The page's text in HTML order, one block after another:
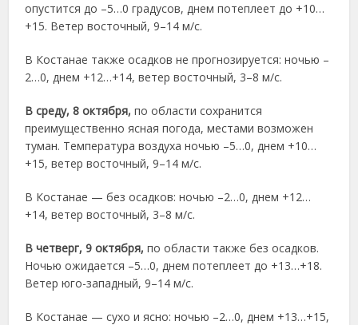
опустится до –5…0 градусов, днем потеплеет до +10…
+15. Ветер восточный, 9–14 м/с.
В Костанае также осадков не прогнозируется: ночью –
2…0, днем +12…+14, ветер восточный, 3–8 м/с.
В среду, 8 октября, по области сохранится
преимущественно ясная погода, местами возможен
туман. Температура воздуха ночью –5…0, днем +10…
+15, ветер восточный, 9–14 м/с.
В Костанае — без осадков: ночью –2…0, днем +12…
+14, ветер восточный, 3–8 м/с.
В четверг, 9 октября, по области также без осадков.
Ночью ожидается –5…0, днем потеплеет до +13…+18.
Ветер юго-западный, 9–14 м/с.
В Костанае — сухо и ясно: ночью –2…0, днем +13…+15,